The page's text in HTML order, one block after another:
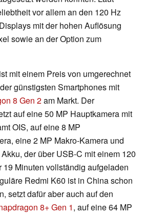
vor allem an den 120 Hz
mit der hohen Auflösung
sowie an der Option zum
mit einem Preis von umgerechnet
günstigsten Smartphones mit
8 Gen 2am Markt. Der
auf eine 50 MP Hauptkamera mit
OIS, auf eine 8 MP
eine 2 MP Makro-Kamera und
der über USB-C mit einem 120
19 Minuten vollständig aufgeladen
Redmi K60 ist in China schon
setzt dafür aber auch auf den
8+ Gen 1, auf eine 64 MP